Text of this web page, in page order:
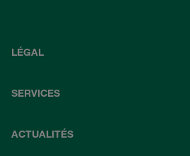
LÉGAL
SERVICES
ACTUALITÉS